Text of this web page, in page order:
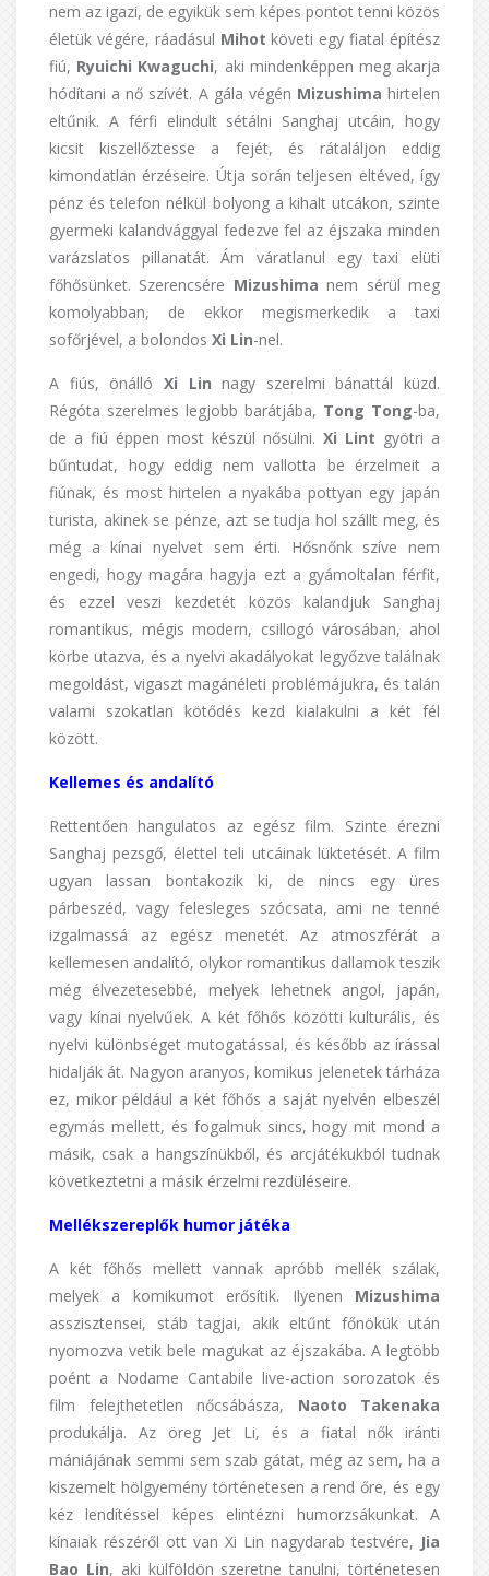
nem az igazi, de egyikük sem képes pontot tenni közös
életük végére, ráadásul Mihotköveti egy fiatal építész
fiú, Ryuichi Kwaguchi, aki mindenképpen meg akarja
hódítani a nő szívét. A gála végén Mizushima hirtelen
eltűnik. A férfi elindult sétálni Sanghaj utcáin, hogy
kicsit kiszellőztesse a fejét, és rátaláljon eddig
kimondatlan érzéseire. Útja során teljesen eltéved, így
pénz és telefon nélkül bolyong a kihalt utcákon, szinte
gyermeki kalandvággyal fedezve fel az éjszaka minden
varázslatos pillanatát. Ám váratlanul egy taxi elüti
főhősünket. Szerencsére Mizushima nem sérül meg
komolyabban, de ekkor megismerkedik a taxi
sofőrjével, a bolondos Xi Lin-nel.
A fiús, önálló Xi Lin nagy szerelmi bánattál küzd.
Régóta szerelmes legjobb barátjába, Tong Tong-ba,
de a fiú éppen most készül nősülni. Xi Lint gyötri a
bűntudat, hogy eddig nem vallotta be érzelmeit a
fiúnak, és most hirtelen a nyakába pottyan egy japán
turista, akinek se pénze, azt se tudja hol szállt meg, és
még a kínai nyelvet sem érti. Hősnőnk szíve nem
engedi, hogy magára hagyja ezt a gyámoltalan férfit,
és ezzel veszi kezdetét közös kalandjuk Sanghaj
romantikus, mégis modern, csillogó városában, ahol
körbe utazva, és a nyelvi akadályokat legyőzve találnak
megoldást, vigaszt magánéleti problémájukra, és talán
valami szokatlan kötődés kezd kialakulni a két fél
között.
Kellemes és andalító
Rettentően hangulatos az egész film. Szinte érezni
Sanghaj pezsgő, élettel teli utcáinak lüktetését. A film
ugyan lassan bontakozik ki, de nincs egy üres
párbeszéd, vagy felesleges szócsata, ami ne tenné
izgalmassá az egész menetét. Az atmoszférát a
kellemesen andalító, olykor romantikus dallamok teszik
még élvezetesebbé, melyek lehetnek angol, japán,
vagy kínai nyelvűek. A két főhős közötti kulturális, és
nyelvi különbséget mutogatással, és később az írással
hidalják át. Nagyon aranyos, komikus jelenetek tárháza
ez, mikor például a két főhős a saját nyelvén elbeszél
egymás mellett, és fogalmuk sincs, hogy mit mond a
másik, csak a hangszínükből, és arcjátékukból tudnak
következtetni a másik érzelmi rezdüléseire.
Mellékszereplők humor játéka
A két főhős mellett vannak apróbb mellék szálak,
melyek a komikumot erősítik. Ilyenen Mizushima
asszisztensei, stáb tagjai, akik eltűnt főnökük után
nyomozva vetik bele magukat az éjszakába. A legtöbb
poént a Nodame Cantabile live-action sorozatok és
film felejthetetlen nőcsábásza, Naoto Takenaka
produkálja. Az öreg Jet Li, és a fiatal nők iránti
mániájának semmi sem szab gátat, még az sem, ha a
kiszemelt hölgyemény történetesen a rend őre, és egy
kéz lendítéssel képes elintézni humorzsákunkat. A
kínaiak részéről ott van Xi Lin nagydarab testvére, Jia
Bao Lin, aki külföldön szeretne tanulni, történetesen